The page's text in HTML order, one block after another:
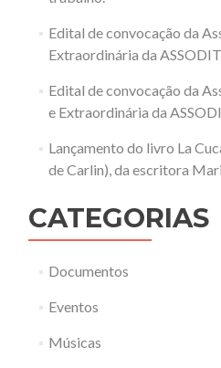
Edital de convocação da
Extraordinária da
Edital de convocação da
e Extraordinária da
Lançamento do livro La
de Carlin), da escritora
CATEGORIAS
Documentos
Eventos
Músicas